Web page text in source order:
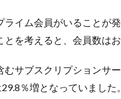
ライム会員がいることが
を考えると、会員数は
サブスクリプションサ
％増となっていました。